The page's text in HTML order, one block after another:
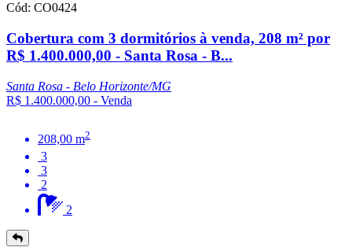
Cód: CO0424
Cobertura com 3 dormitórios à venda, 208 m² por
R$ 1.400.000,00 - Santa Rosa - B...
Santa Rosa - Belo Horizonte/MG
R$ 1.400.000,00 - Venda
208,00 m2
3
3
2
2